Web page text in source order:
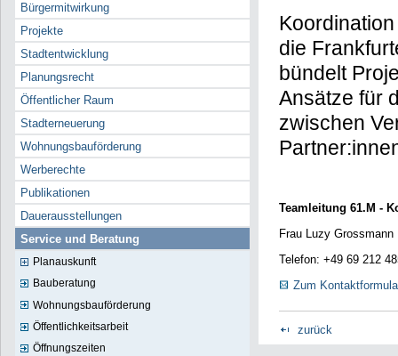
Bürgermitwirkung
Projekte
Stadtentwicklung
Planungsrecht
Öffentlicher Raum
Stadterneuerung
Wohnungsbauförderung
Werberechte
Publikationen
Dauerausstellungen
Service und Beratung
Planauskunft
Bauberatung
Wohnungsbauförderung
Öffentlichkeitsarbeit
Öffnungszeiten
die
bündelt
Ansätze für
zwischen
Teamleitung 61.M -
Frau Luzy Grossmann
Telefon: +49 69 212
Zum
zurück